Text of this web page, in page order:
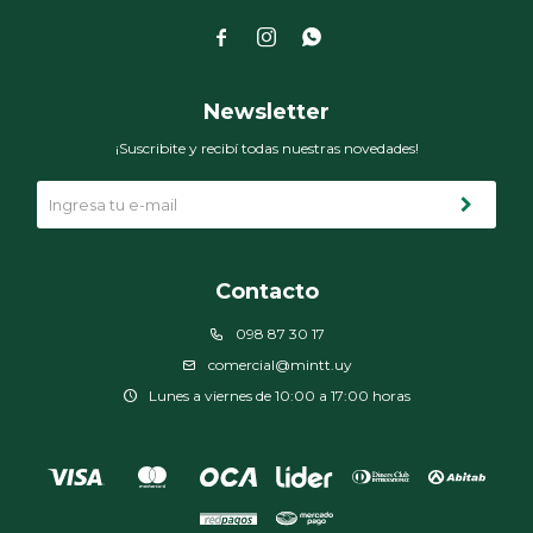
  
Contacto
098 87 30 17
comercial@mintt.uy
Lunes a viernes de 10:00 a 17:00 horas
Newsletter
¡Suscribite y recibí todas nuestras novedades!